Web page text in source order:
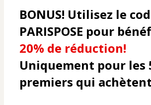
BONUS! Utilisez le
20% de réduction!
Uniquement pour les
premiers qui achètent